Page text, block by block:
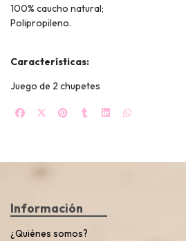
100% caucho natural;
Polipropileno.
Características:
Juego de 2 chupetes
Información
¿Quiénes somos?